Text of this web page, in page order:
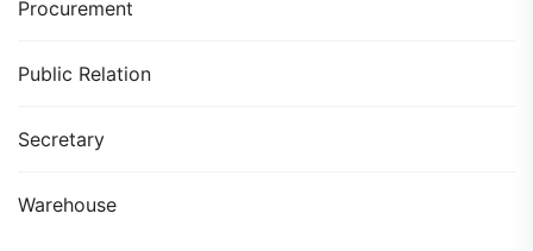
Procurement
Public Relation
Secretary
Warehouse